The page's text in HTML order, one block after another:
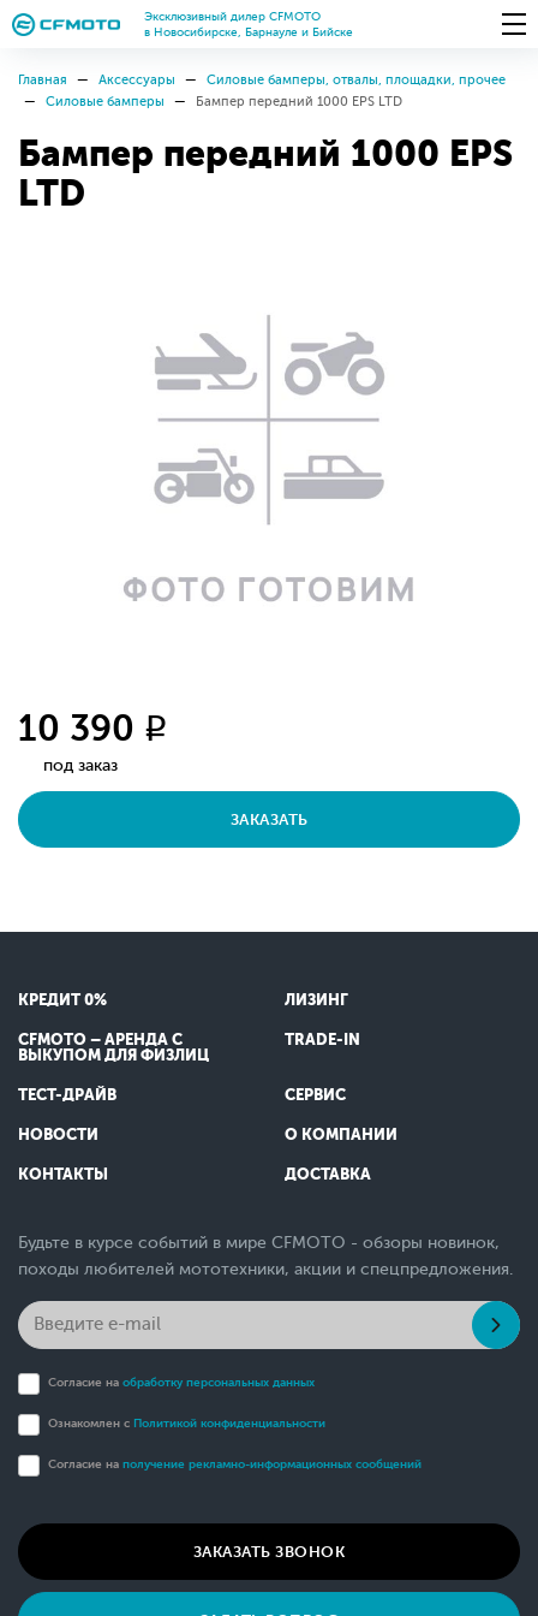
Эксклюзивный дилер CFMOTO
в Новосибирске, Барнауле и Бийске
Главная Аксессуары
Силовые бамперы, отвалы, площадки, прочее
Силовые бамперы
Бампер передний 1000 EPS LTD
Бампер передний 1000 EPS
LTD
10 390 q
под заказ
ЗАКАЗАТЬ
КРЕДИТ 0% ЛИЗИНГ
CFMOTO – АРЕНДА С
ВЫКУПОМ ДЛЯ ФИЗЛИЦ
TRADE-IN
ТЕСТ-ДРАЙВ СЕРВИС
НОВОСТИ О КОМПАНИИ
КОНТАКТЫ ДОСТАВКА
Будьте в курсе событий в мире CFMOTO - обзоры новинок,
походы любителей мототехники, акции и спецпредложения.
Согласие на обработку персональных данных
Ознакомлен с Политикой конфиденциальности
Согласие на получение рекламно-информационных сообщений
ЗАКАЗАТЬ ЗВОНОК